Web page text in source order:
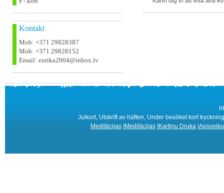
Kontakt
Mob: +371 29828387
Mob: +371 29828152
Email: eurika2004@inbox.lv
Julkort, Utskrift av häften, Under besöket kort
Meditācijas Meditācijas Kartiņu Druka